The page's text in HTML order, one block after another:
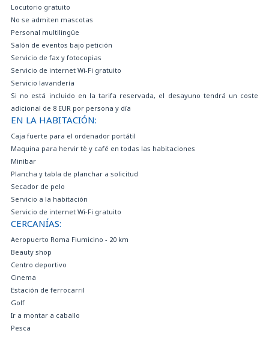
Locutorio gratuito
No se admiten mascotas
Personal multilingüe
Salón de eventos bajo petición
Servicio de fax y fotocopias
Servicio de internet Wi-Fi gratuito
Servicio lavandería
Si no está incluido en la tarifa reservada, el desayuno tendrá un coste
adicional de 8 EUR por persona y día
EN LA HABITACIÓN:
Caja fuerte para el ordenador portátil
Maquina para hervir tè y café en todas las habitaciones
Minibar
Plancha y tabla de planchar a solicitud
Secador de pelo
Servicio a la habitación
Servicio de internet Wi-Fi gratuito
CERCANÍAS:
Aeropuerto Roma Fiumicino - 20 km
Beauty shop
Centro deportivo
Cinema
Estación de ferrocarril
Golf
Ir a montar a caballo
Pesca